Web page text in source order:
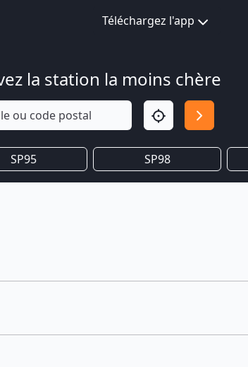
Téléchargez l'app
la station la moins chère
SP95 SP98